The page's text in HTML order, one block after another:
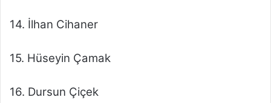
14. İlhan Cihaner
15. Hüseyin Çamak
16. Dursun Çiçek